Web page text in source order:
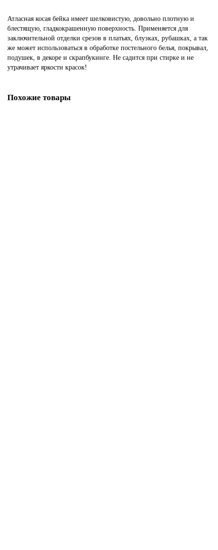
Атласная косая бейка имеет шелковистую, довольно плотную и
блестящую, гладкокрашенную поверхность. Применяется для
заключительной отделки срезов в платьях, блузках, рубашках, а так
же может использоваться в обработке постельного белья, покрывал,
подушек, в декоре и скрапбукинге. Не садится при стирке и не
утрачивает яркости красок!
Похожие товары